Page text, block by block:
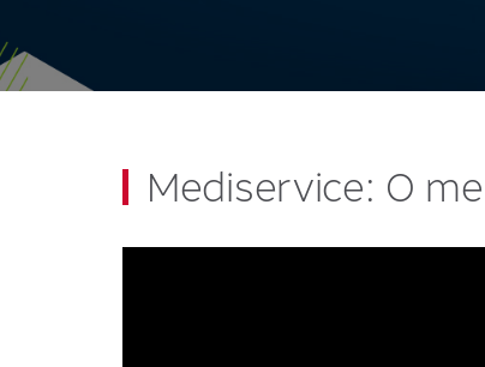
Mediservice: O